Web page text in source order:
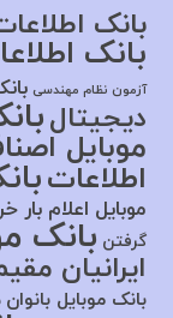
بانک
بانک
آزمون نظام مهندسی
دیجیتال
موبایل
اطلاعات
موبایل اعلام بار
گرفتن بانک
ایرانیان
بانک موبایل بانوان